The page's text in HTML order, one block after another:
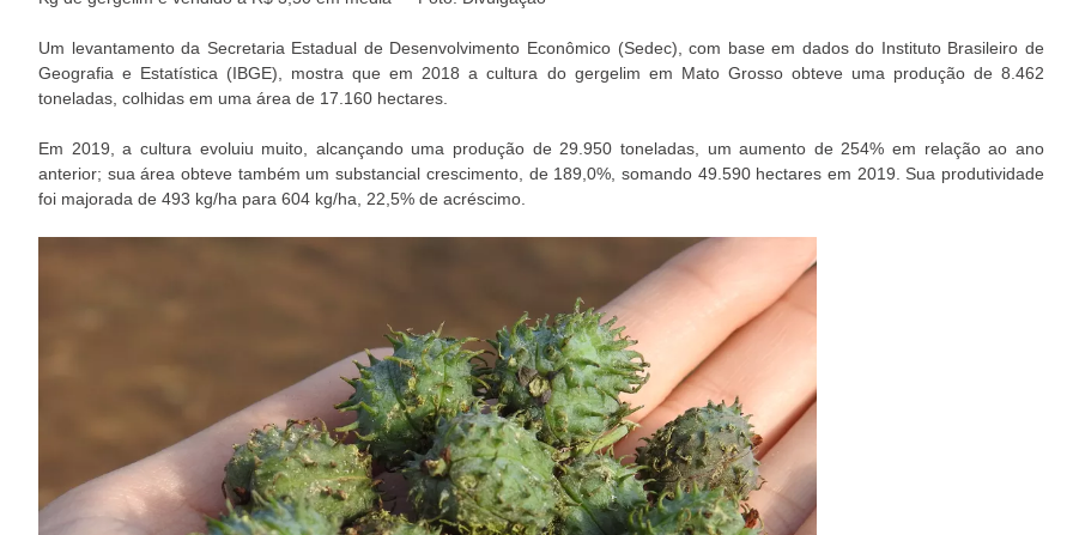
Um levantamento da Secretaria Estadual de Desenvolvimento Econômico (Sedec), com base em dados do Instituto Brasileiro de
Geografia e Estatística (IBGE), mostra que em 2018 a cultura do gergelim em Mato Grosso obteve uma produção de 8.462
toneladas, colhidas em uma área de 17.160 hectares.
Em 2019, a cultura evoluiu muito, alcançando uma produção de 29.950 toneladas, um aumento de 254% em relação ao ano
anterior; sua área obteve também um substancial crescimento, de 189,0%, somando 49.590 hectares em 2019. Sua produtividade
foi majorada de 493 kg/ha para 604 kg/ha, 22,5% de acréscimo.